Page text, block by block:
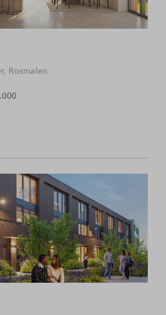
Rosmalen